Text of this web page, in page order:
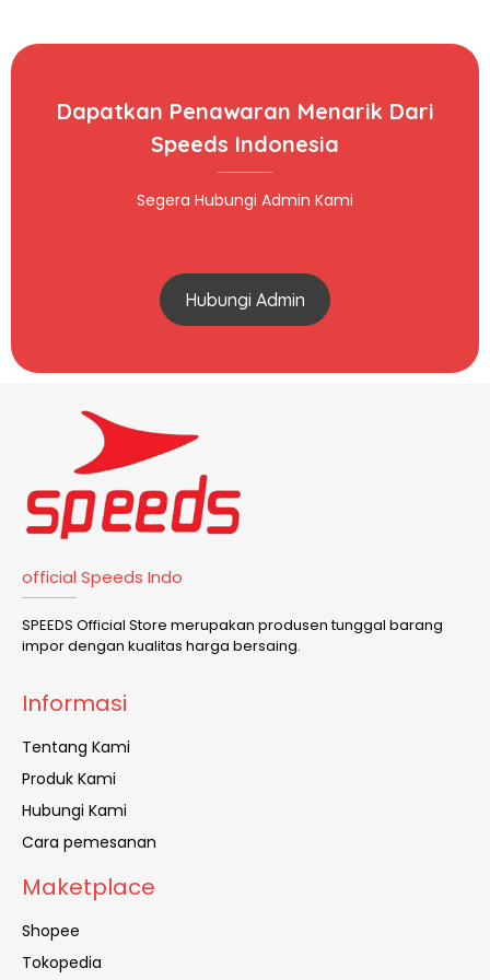
Dapatkan Penawaran Menarik Dari
Speeds Indonesia
Segera Hubungi Admin Kami
Hubungi Admin
official Speeds Indo
SPEEDS Official Store merupakan produsen tunggal barang
impor dengan kualitas harga bersaing.
Informasi
Tentang Kami
Produk Kami
Hubungi Kami
Cara pemesanan
Maketplace
Shopee
Tokopedia